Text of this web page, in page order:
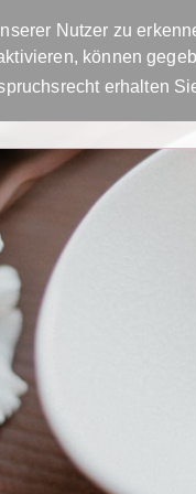
Nutzer zu
können
erhalten